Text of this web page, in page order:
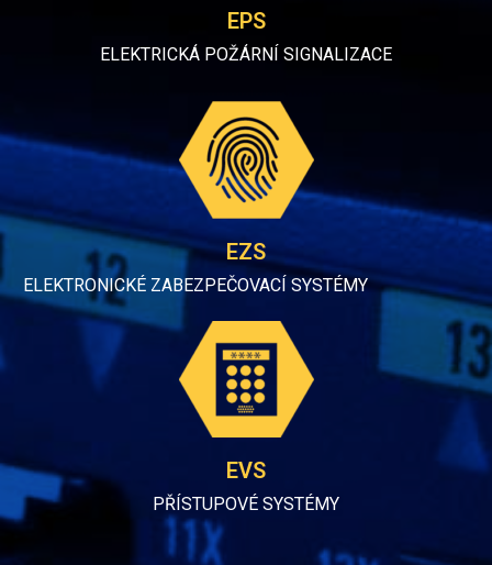
EPS
ELEKTRICKÁ POŽÁRNÍ SIGNALIZACE
EZS
ELEKTRONICKÉ ZABEZPEČOVACÍ SYSTÉMY
EVS
PŘÍSTUPOVÉ SYSTÉMY